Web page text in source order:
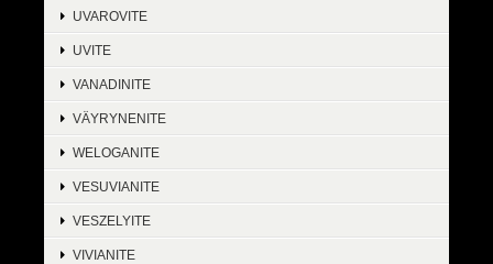
UVAROVITE
UVITE
VANADINITE
VÄYRYNENITE
WELOGANITE
VESUVIANITE
VESZELYITE
VIVIANITE